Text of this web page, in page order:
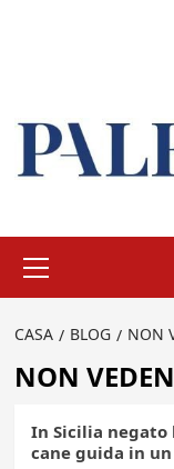
principale
CASA BLOG NON
NON
In Sicilia negato
cane guida in